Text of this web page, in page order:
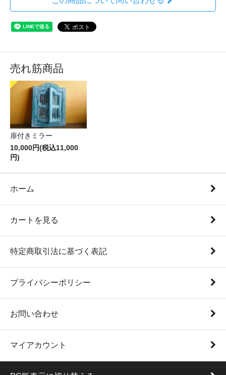
売れ筋商品
扉付きミラー
10,000円(税込11,000
円)
ホーム
カートを見る
特定商取引法に基づく表記
プライバシーポリシー
お問い合わせ
マイアカウント